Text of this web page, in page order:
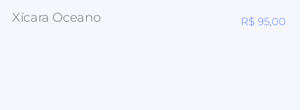
Xícara Oceano R$ 95,00